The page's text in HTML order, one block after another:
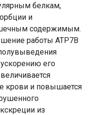
белкам,
и
содержимым.
работы АТР7В
его
крови и повышается
из